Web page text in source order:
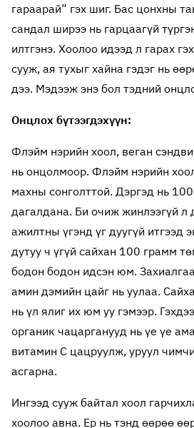
гараарай” гэх шиг. Бас цонхны
сандал ширээ нь гарцаагүй
илтгэнэ. Хоолоо идээд л гарах
сууж, ая тухыг хайна гэдэг нь
дээ. Мэдээж энэ бол тэдний
Онцлох бүтээгдэхүүн:
Флэйм нэрийн хоол, веган
нь онцолмоор. Флэйм нэрийн
махны сонголттой. Дэргэд нь
дагалдана. Би очиж жинлээгүй л
ажилтны үгэнд үг дуугүй итгээд
дутуу ч үгүй сайхан 100 грамм
бодон бодон идсэн юм.
амин дэмийн цайг нь уулаа.
нь үл ялиг их юм уу гэмээр.
органик чацарганууд нь үе үе
витамин C цацруулж, уруул
асгарна.
Ингээд сууж байтал хоол
хоолоо авна. Ер нь тэнд өөрөө